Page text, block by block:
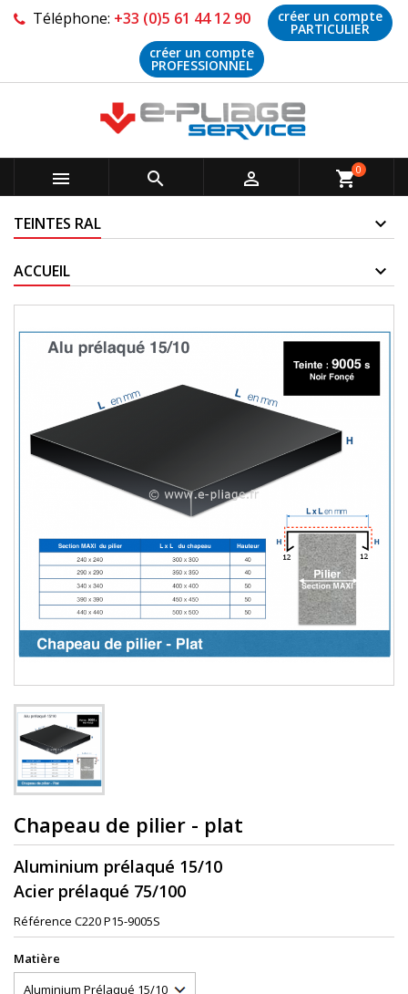
Téléphone: +33 (0)5 61 44 12 90 créer un compte
PARTICULIER
créer un compte
PROFESSIONNEL
   shopping_cart0
TEINTES RAL
ACCUEIL
Chapeau de pilier - plat
Aluminium prélaqué 15/10
Acier prélaqué 75/100
Référence C220 P15-9005S
Matière